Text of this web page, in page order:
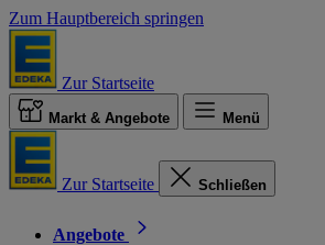
Zum Hauptbereich springen
Zur Startseite
Markt & Angebote Menü
Zur Startseite Schließen
Angebote